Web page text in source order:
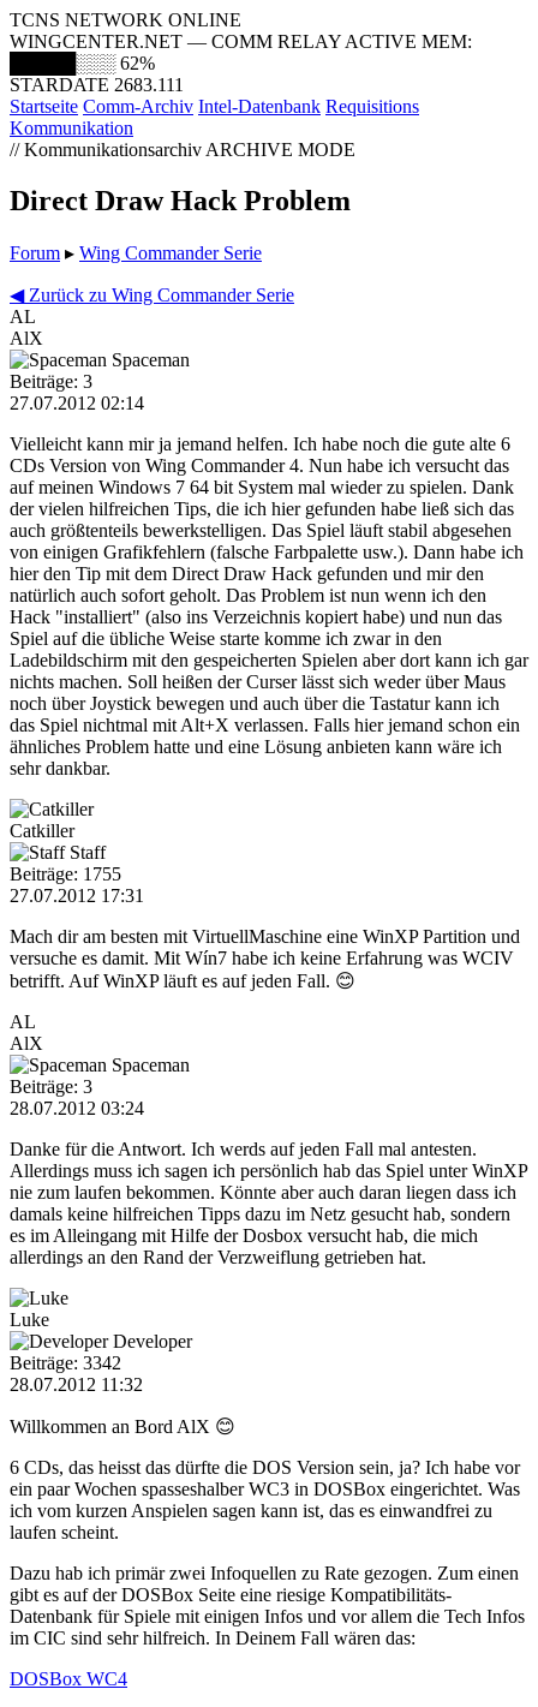
TCNS NETWORK ONLINE
WINGCENTER.NET — COMM RELAY ACTIVE MEM:
█████░░░ 62%
STARDATE 2683.111
Startseite Comm-Archiv Intel-Datenbank Requisitions
Kommunikation
// Kommunikationsarchiv ARCHIVE MODE
Direct Draw Hack Problem
Forum ▸ Wing Commander Serie
◀ Zurück zu Wing Commander Serie
AL
AlX
Spaceman
Beiträge: 3
27.07.2012 02:14
Vielleicht kann mir ja jemand helfen. Ich habe noch die gute alte 6
CDs Version von Wing Commander 4. Nun habe ich versucht das
auf meinen Windows 7 64 bit System mal wieder zu spielen. Dank
der vielen hilfreichen Tips, die ich hier gefunden habe ließ sich das
auch größtenteils bewerkstelligen. Das Spiel läuft stabil abgesehen
von einigen Grafikfehlern (falsche Farbpalette usw.). Dann habe ich
hier den Tip mit dem Direct Draw Hack gefunden und mir den
natürlich auch sofort geholt. Das Problem ist nun wenn ich den
Hack "installiert" (also ins Verzeichnis kopiert habe) und nun das
Spiel auf die übliche Weise starte komme ich zwar in den
Ladebildschirm mit den gespeicherten Spielen aber dort kann ich gar
nichts machen. Soll heißen der Curser lässt sich weder über Maus
noch über Joystick bewegen und auch über die Tastatur kann ich
das Spiel nichtmal mit Alt+X verlassen. Falls hier jemand schon ein
ähnliches Problem hatte und eine Lösung anbieten kann wäre ich
sehr dankbar.
Catkiller
Staff
Beiträge: 1755
27.07.2012 17:31
Mach dir am besten mit VirtuellMaschine eine WinXP Partition und
versuche es damit. Mit Wín7 habe ich keine Erfahrung was WCIV
betrifft. Auf WinXP läuft es auf jeden Fall. 😊
AL
AlX
Spaceman
Beiträge: 3
28.07.2012 03:24
Danke für die Antwort. Ich werds auf jeden Fall mal antesten.
Allerdings muss ich sagen ich persönlich hab das Spiel unter WinXP
nie zum laufen bekommen. Könnte aber auch daran liegen dass ich
damals keine hilfreichen Tipps dazu im Netz gesucht hab, sondern
es im Alleingang mit Hilfe der Dosbox versucht hab, die mich
allerdings an den Rand der Verzweiflung getrieben hat.
Luke
Developer
Beiträge: 3342
28.07.2012 11:32
Willkommen an Bord AlX 😊
6 CDs, das heisst das dürfte die DOS Version sein, ja? Ich habe vor
ein paar Wochen spasseshalber WC3 in DOSBox eingerichtet. Was
ich vom kurzen Anspielen sagen kann ist, das es einwandfrei zu
laufen scheint.
Dazu hab ich primär zwei Infoquellen zu Rate gezogen. Zum einen
gibt es auf der DOSBox Seite eine riesige Kompatibilitäts-
Datenbank für Spiele mit einigen Infos und vor allem die Tech Infos
im CIC sind sehr hilfreich. In Deinem Fall wären das:
DOSBox WC4